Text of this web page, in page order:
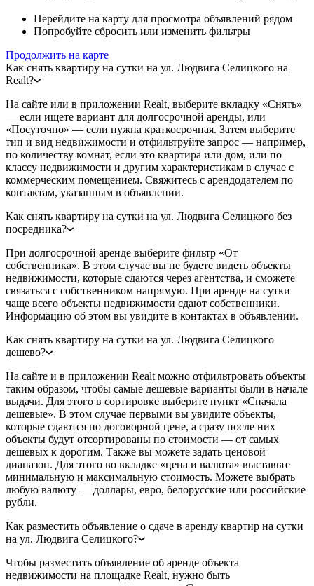
Перейдите на карту для просмотра объявлений рядом
Попробуйте сбросить или изменить фильтры
Продолжить на карте
Как снять квартиру на сутки на ул. Людвига Селицкого на
Realt?
На сайте или в приложении Realt, выберите вкладку «Снять»
— если ищете вариант для долгосрочной аренды, или
«Посуточно» — если нужна краткосрочная. Затем выберите
тип и вид недвижимости и отфильтруйте запрос — например,
по количеству комнат, если это квартира или дом, или по
классу недвижимости и другим характеристикам в случае с
коммерческим помещением. Свяжитесь с арендодателем по
контактам, указанным в объявлении.
Как снять квартиру на сутки на ул. Людвига Селицкого без
посредника?
При долгосрочной аренде выберите фильтр «От
собственника». В этом случае вы не будете видеть объекты
недвижимости, которые сдаются через агентства, и сможете
связаться с собственником напрямую. При аренде на сутки
чаще всего объекты недвижимости сдают собственники.
Информацию об этом вы увидите в контактах в объявлении.
Как снять квартиру на сутки на ул. Людвига Селицкого
дешево?
На сайте и в приложении Realt можно отфильтровать объекты
таким образом, чтобы самые дешевые варианты были в начале
выдачи. Для этого в сортировке выберите пункт «Сначала
дешевые». В этом случае первыми вы увидите объекты,
которые сдаются по договорной цене, а сразу после них
объекты будут отсортированы по стоимости — от самых
дешевых к дорогим. Также вы можете задать ценовой
диапазон. Для этого во вкладке «цена и валюта» выставьте
минимальную и максимальную стоимость. Можете выбрать
любую валюту — доллары, евро, белорусские или российские
рубли.
Как разместить объявление о сдаче в аренду квартир на сутки
на ул. Людвига Селицкого?
Чтобы разместить объявление об аренде объекта
недвижимости на площадке Realt, нужно быть